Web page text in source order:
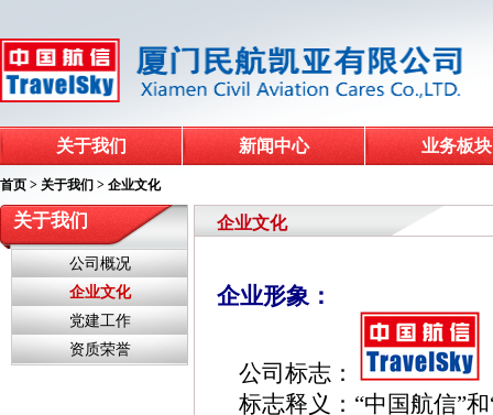
关于我们 新闻中心 业务板块
首页 > 关于我们 > 企业文化
关于我们
公司概况
企业文化
党建工作
资质荣誉
企业文化
企业形象：
公司标志：
标志释义：“中国航信”